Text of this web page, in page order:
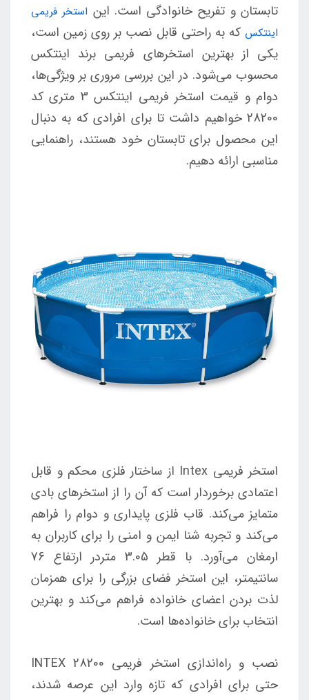
تابستان و تفریح خانوادگی است. این استخر فریمی
اینتکس که به راحتی قابل نصب بر روی زمین است،
یکی از بهترین استخرهای فریمی برند اینتکس
محسوب می‌شود. در این بررسی مروری بر ویژگی‌ها،
دوام و قیمت استخر فریمی اینتکس 3 متری کد
28200 خواهیم داشت تا برای افرادی که به دنبال
این محصول برای تابستان خود هستند، راهنمایی
مناسبی ارائه دهیم.
استخر فریمی Intex از ساختار فلزی محکم و قابل
اعتمادی برخوردار است که آن را از استخرهای بادی
متمایز می‌کند. قاب فلزی پایداری و دوام را فراهم
می‌کند و تجربه شنا ایمن و امنی را برای کاربران به
ارمغان می‌آورد. با قطر 3.05 متردر ارتفاع 76
سانتیمتر، این استخر فضای بزرگی را برای همزمان
لذت بردن اعضای خانواده فراهم می‌کند و بهترین
انتخاب برای خانواده‌ها است.
نصب و راه‌اندازی استخر فریمی INTEX 28200
حتی برای افرادی که تازه وارد این عرصه شدند،